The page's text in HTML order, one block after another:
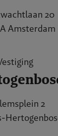
20
Amsterdam
2